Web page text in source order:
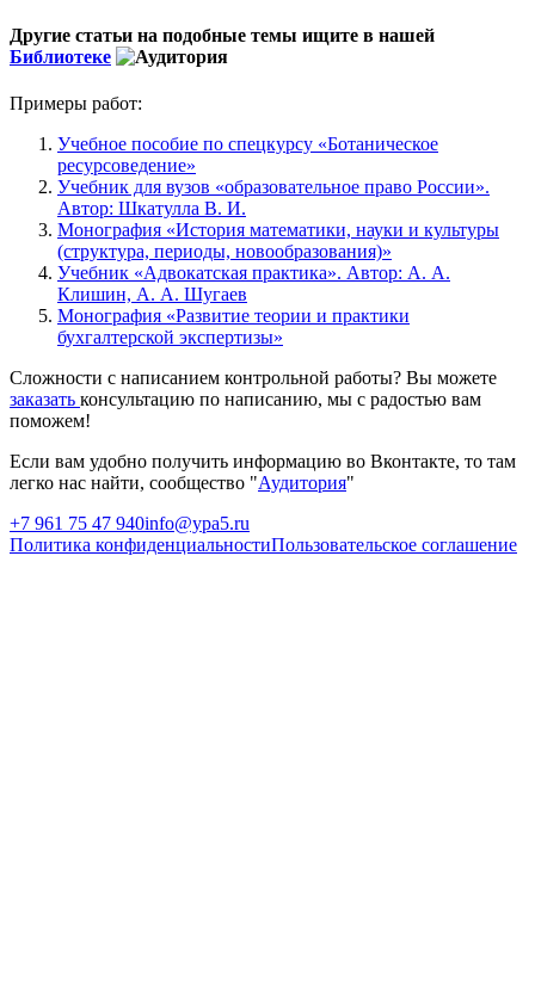
Другие статьи на подобные темы ищите в нашей
Библиотеке
Примеры работ:
Учебное пособие по спецкурсу «Ботаническое
ресурсоведение»
Учебник для вузов «образовательное право России».
Автор: Шкатулла В. И.
Монография «История математики, науки и культуры
(структура, периоды, новообразования)»
Учебник «Адвокатская практика». Автор: А. А.
Клишин, А. А. Шугаев
Монография «Развитие теории и практики
бухгалтерской экспертизы»
Сложности с написанием контрольной работы? Вы можете
заказать консультацию по написанию, мы с радостью вам
поможем!
Если вам удобно получить информацию во Вконтакте, то там
легко нас найти, сообщество "Аудитория"
+7 961 75 47 940info@ypa5.ru
Политика конфиденциальностиПользовательское соглашение